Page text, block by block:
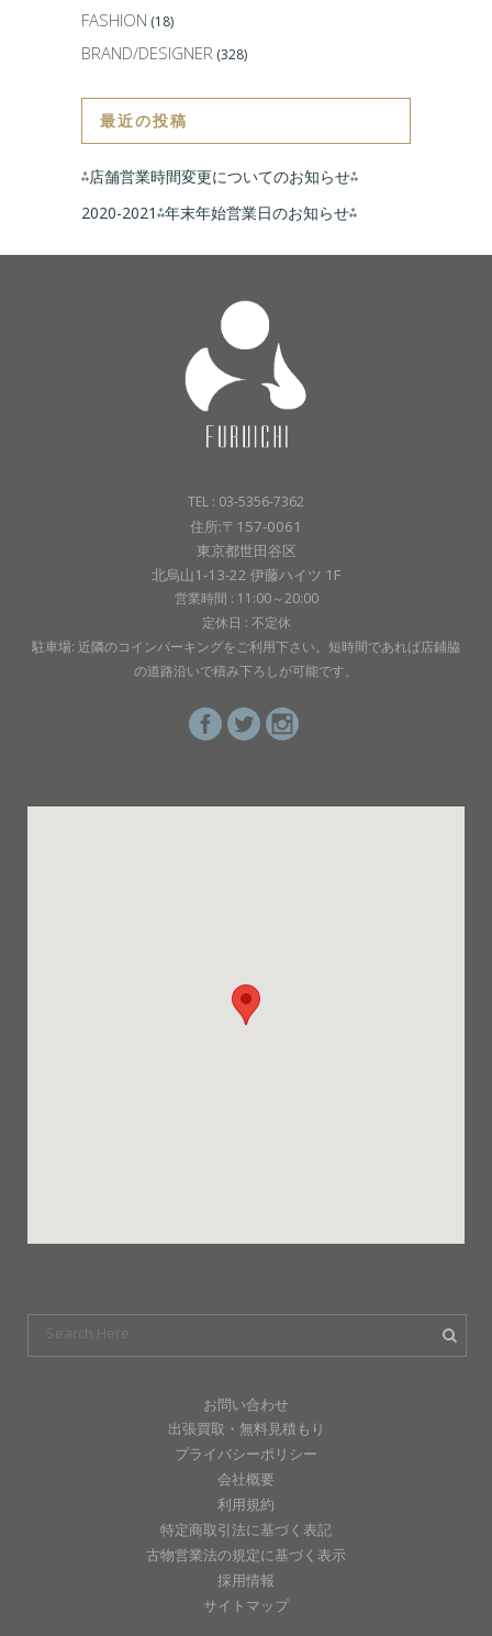
FASHION (18)
BRAND/DESIGNER (328)
最近の投稿
⁂店舗営業時間変更についてのお知らせ⁂
2020-2021⁂年末年始営業日のお知らせ⁂
TEL : 03-5356-7362
住所:〒157-0061
東京都世田谷区
北烏山1-13-22 伊藤ハイツ 1F
営業時間 : 11:00～20:00
定休日 : 不定休
駐車場: 近隣のコインパーキングをご利用下さい。短時間であれば店鋪脇
の道路沿いで積み下ろしが可能です。
お問い合わせ
出張買取・無料見積もり
プライバシーポリシー
会社概要
利用規約
特定商取引法に基づく表記
古物営業法の規定に基づく表示
採用情報
サイトマップ